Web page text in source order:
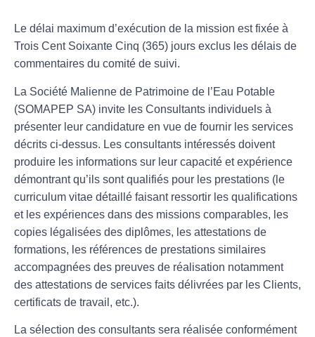
Le délai maximum d’exécution de la mission est fixée à
Trois Cent Soixante Cinq (365) jours exclus les délais de
commentaires du comité de suivi.
La Société Malienne de Patrimoine de l’Eau Potable
(SOMAPEP SA) invite les Consultants individuels à
présenter leur candidature en vue de fournir les services
décrits ci-dessus. Les consultants intéressés doivent
produire les informations sur leur capacité et expérience
démontrant qu’ils sont qualifiés pour les prestations (le
curriculum vitae détaillé faisant ressortir les qualifications
et les expériences dans des missions comparables, les
copies légalisées des diplômes, les attestations de
formations, les références de prestations similaires
accompagnées des preuves de réalisation notamment
des attestations de services faits délivrées par les Clients,
certificats de travail, etc.).
La sélection des consultants sera réalisée conformément